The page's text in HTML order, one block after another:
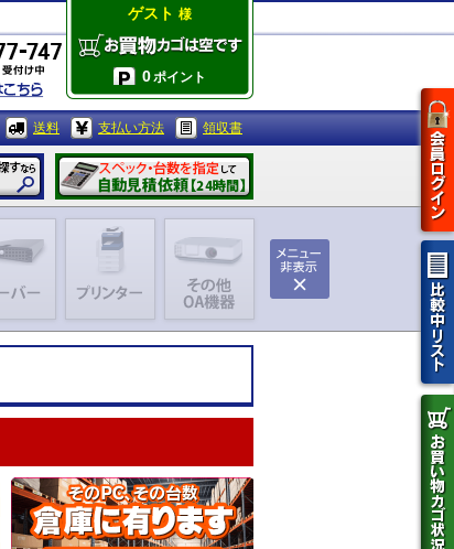
ゲスト 様
0ポイント
送料 支払い方法 領収書